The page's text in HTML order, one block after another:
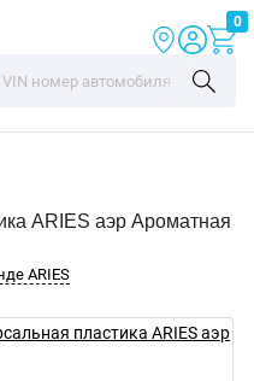
0
ARIES аэр Ароматная
ARIES